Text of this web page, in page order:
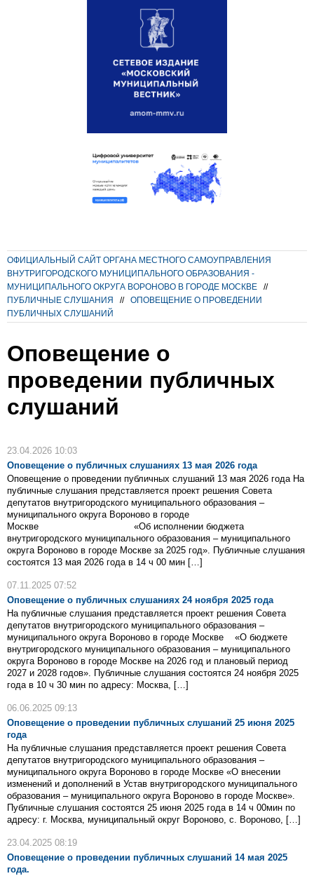
ОФИЦИАЛЬНЫЙ САЙТ ОРГАНА МЕСТНОГО САМОУПРАВЛЕНИЯ
ВНУТРИГОРОДСКОГО МУНИЦИПАЛЬНОГО ОБРАЗОВАНИЯ -
МУНИЦИПАЛЬНОГО ОКРУГА ВОРОНОВО В ГОРОДЕ МОСКВЕ
//
ПУБЛИЧНЫЕ СЛУШАНИЯ
//
ОПОВЕЩЕНИЕ О ПРОВЕДЕНИИ
ПУБЛИЧНЫХ СЛУШАНИЙ
Оповещение о
проведении публичных
слушаний
23.04.2026 10:03
Оповещение о публичных слушаниях 13 мая 2026 года
Оповещение о проведении публичных слушаний 13 мая 2026 года На
публичные слушания представляется проект решения Совета
депутатов внутригородского муниципального образования –
муниципального округа Вороново в городе
Москве «Об исполнении бюджета
внутригородского муниципального образования – муниципального
округа Вороново в городе Москве за 2025 год». Публичные слушания
состоятся 13 мая 2026 года в 14 ч 00 мин […]
07.11.2025 07:52
Оповещение о публичных слушаниях 24 ноября 2025 года
На публичные слушания представляется проект решения Совета
депутатов внутригородского муниципального образования –
муниципального округа Вороново в городе Москве «О бюджете
внутригородского муниципального образования – муниципального
округа Вороново в городе Москве на 2026 год и плановый период
2027 и 2028 годов». Публичные слушания состоятся 24 ноября 2025
года в 10 ч 30 мин по адресу: Москва, […]
06.06.2025 09:13
Оповещение о проведении публичных слушаний 25 июня 2025
года
На публичные слушания представляется проект решения Совета
депутатов внутригородского муниципального образования –
муниципального округа Вороново в городе Москве «О внесении
изменений и дополнений в Устав внутригородского муниципального
образования – муниципального округа Вороново в городе Москве».
Публичные слушания состоятся 25 июня 2025 года в 14 ч 00мин по
адресу: г. Москва, муниципальный округ Вороново, с. Вороново, […]
23.04.2025 08:19
Оповещение о проведении публичных слушаний 14 мая 2025
года.